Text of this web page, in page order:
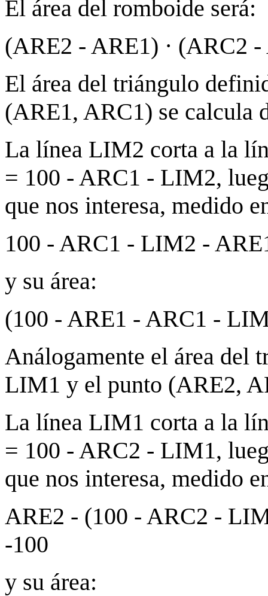
El área del romboide será:
(ARE2 - ARE1) · (ARC2 -
El área del triángulo
(ARE1, ARC1) se calcula
La línea LIM2 corta a la
= 100 - ARC1 - LIM2,
que nos interesa, medido
100 - ARC1 - LIM2 -
y su área:
(100 - ARE1 - ARC1 -
Análogamente el área del
LIM1 y el punto (ARE2,
La línea LIM1 corta a la
= 100 - ARC2 - LIM1,
que nos interesa, medido
ARE2 - (100 - ARC2 -
-100
y su área: